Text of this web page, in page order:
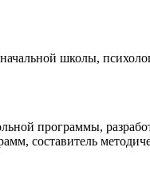
школы,
программы,
составитель